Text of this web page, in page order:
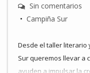
Sin comentarios
• Campiña Sur
Desde el taller literario
Sur queremos llevar a
ayuden a impulsar la